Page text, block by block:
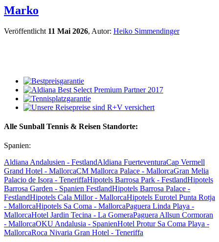
Marko
Veröffentlicht 11 Mai 2026, Autor: Heiko Simmendinger
Alle Sunball Tennis & Reisen Standorte:
Spanien:
Aldiana Andalusien - FestlandAldiana FuerteventuraCap Vermell
Grand Hotel - MallorcaCM Mallorca Palace - MallorcaGran Melia
Palacio de Isora - TeneriffaHipotels Barrosa Park - FestlandHipotels
Barrosa Garden - Spanien FestlandHipotels Barrosa Palace -
FestlandHipotels Cala Millor - MallorcaHipotels Eurotel Punta Rotja
- MallorcaHipotels Sa Coma - MallorcaPaguera Linda Playa -
MallorcaHotel Jardin Tecina - La GomeraPaguera Allsun Cormoran
- MallorcaOKU Andalusia - SpanienHotel Protur Sa Coma Playa -
MallorcaRoca Nivaria Gran Hotel - Teneriffa